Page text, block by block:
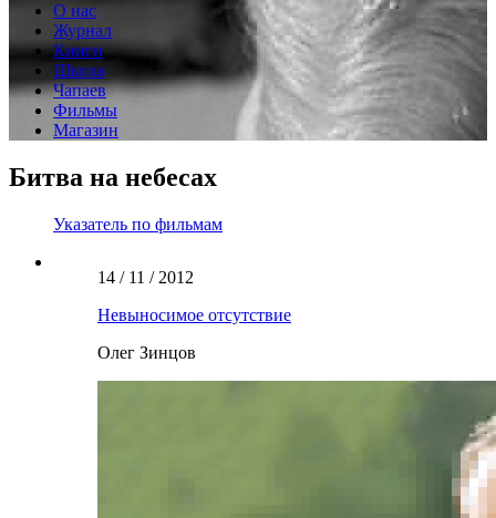
О нас
Журнал
Книги
Школа
Чапаев
Фильмы
Магазин
Битва на небесах
Указатель по фильмам
14 / 11 / 2012
Невыносимое отсутствие
Олег Зинцов